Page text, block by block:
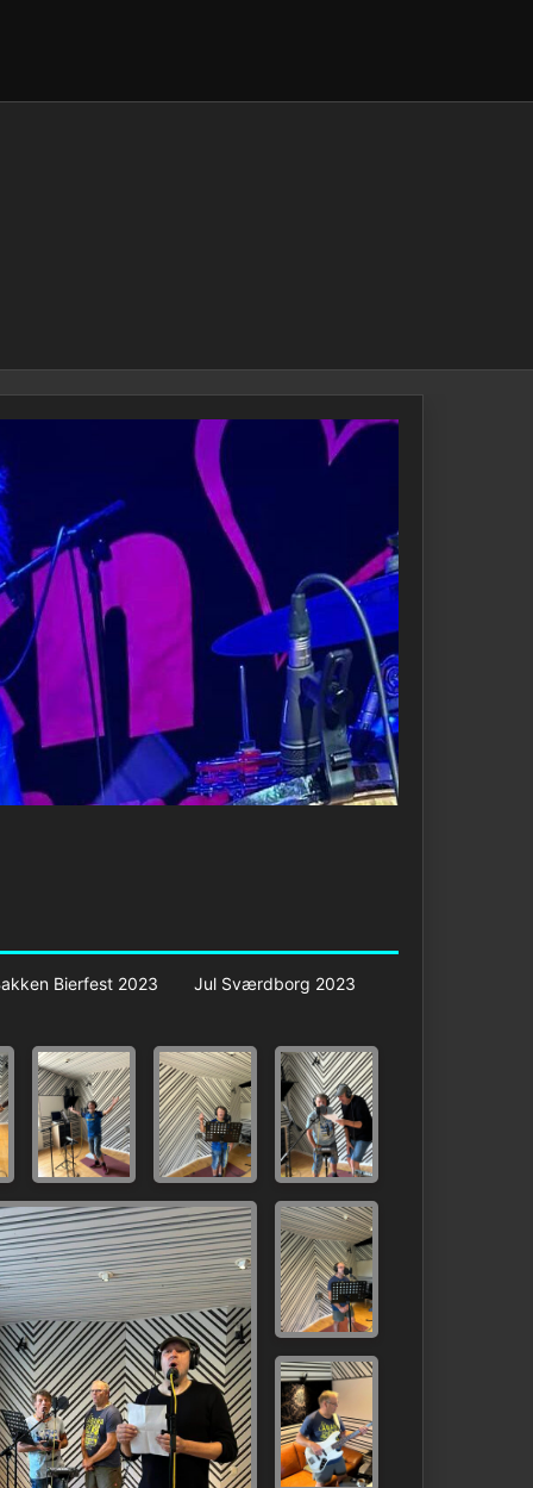
Bierfest 2023 Jul Sværdborg 2023